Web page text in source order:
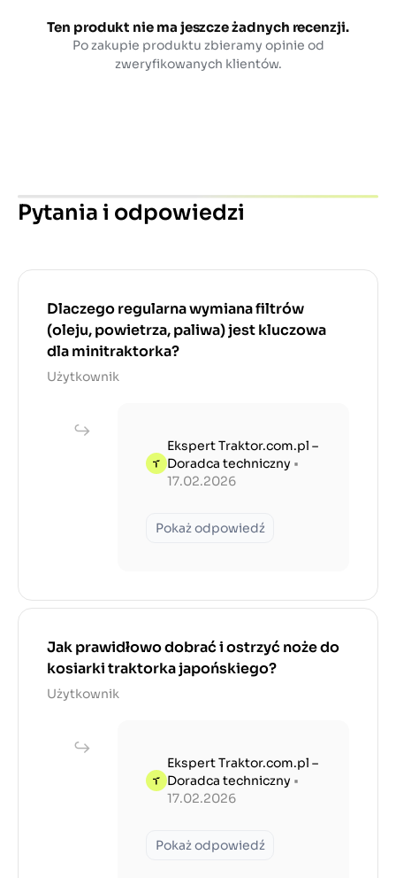
Ten produkt nie ma jeszcze żadnych recenzji.
Po zakupie produktu zbieramy opinie od
zweryfikowanych klientów.
Pytania i odpowiedzi
Dlaczego regularna wymiana filtrów
(oleju, powietrza, paliwa) jest kluczowa
dla minitraktorka?
Użytkownik
Ekspert Traktor.com.pl –
Doradca techniczny •
17.02.2026
Pokaż odpowiedź
Jak prawidłowo dobrać i ostrzyć noże do
kosiarki traktorka japońskiego?
Użytkownik
Ekspert Traktor.com.pl –
Doradca techniczny •
17.02.2026
Pokaż odpowiedź